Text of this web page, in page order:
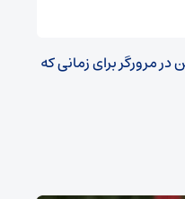
مرورگر برای زمانی که